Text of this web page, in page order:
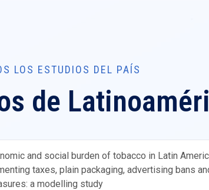
LOS ESTUDIOS DEL PAÍS
de
and social burden of tobacco in Latin
taxes, plain packaging, advertising bans
a modelling study